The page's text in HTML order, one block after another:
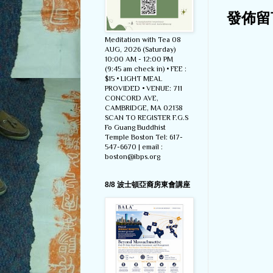
發佈
Meditation with Tea 08
AUG, 2026 (Saturday)
10:00 AM - 12:00 PM
(9:45 am check in) • FEE :
$15 • LIGHT MEAL
PROVIDED • VENUE: 711
CONCORD AVE,
CAMBRIDGE, MA 02138
SCAN TO REGISTER F.G.S
Fo Guang Buddhist
Temple Boston Tel: 617-
547-6670 | email :
boston@ibps.org
8/8 波士頓亞裔房東會講座